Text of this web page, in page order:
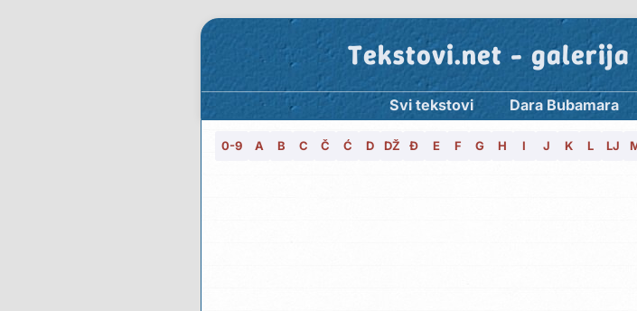
Tekstovi.net -
Svi tekstovi Dara Bubamara
0-9 A B C Č Ć D DŽ Đ E F G H I J K L LJ